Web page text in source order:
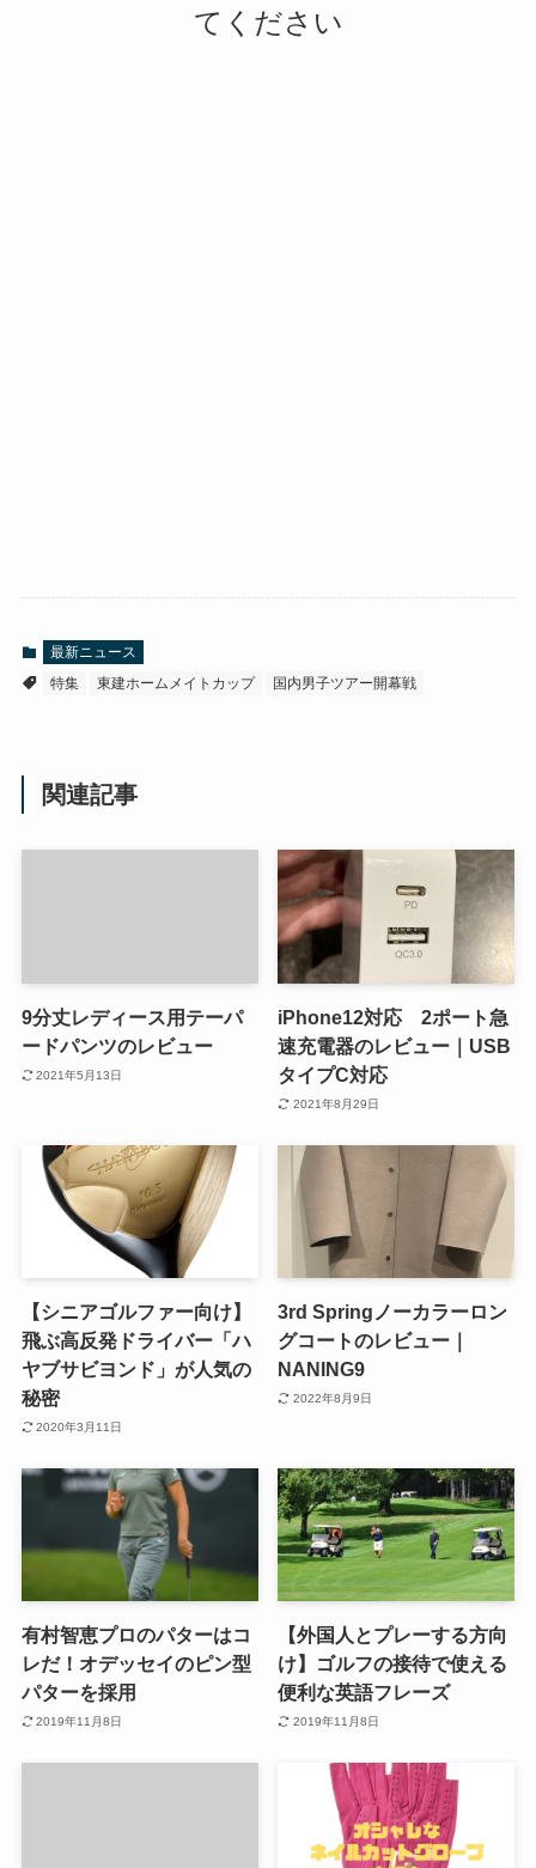
てください
最新ニュース
特集
東建ホームメイトカップ 国内男子ツアー開幕戦
関連記事
9分丈レディース用テーパ
ードパンツのレビュー
2021年5月13日
iPhone12対応 2ポート急
速充電器のレビュー｜USB
タイプC対応
2021年8月29日
【シニアゴルファー向け】
飛ぶ高反発ドライバー「ハ
ヤブサビヨンド」が人気の
秘密
2020年3月11日
3rd Springノーカラーロン
グコートのレビュー｜
NANING9
2022年8月9日
有村智恵プロのパターはコ
レだ！オデッセイのピン型
パターを採用
2019年11月8日
【外国人とプレーする方向
け】ゴルフの接待で使える
便利な英語フレーズ
2019年11月8日